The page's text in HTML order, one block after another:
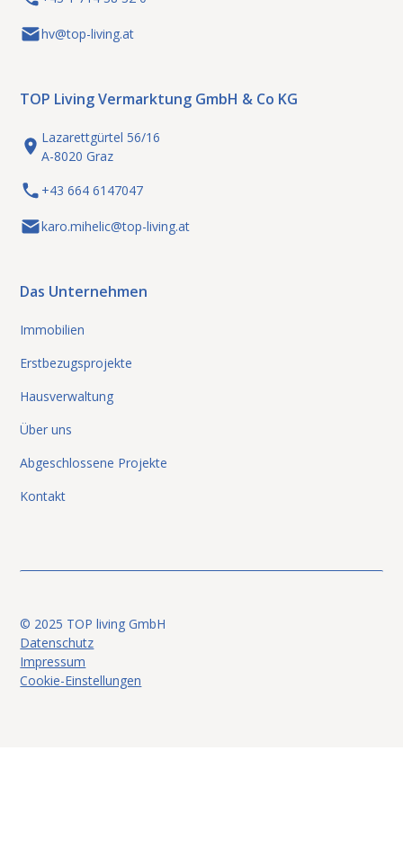
hv@top-living.at
TOP Living Vermarktung GmbH & Co KG
Lazarettgürtel 56/16
A-8020 Graz
+43 664 6147047
karo.mihelic@top-living.at
Das Unternehmen
Immobilien
Erstbezugsprojekte
Hausverwaltung
Über uns
Abgeschlossene Projekte
Kontakt
© 2025 TOP living GmbH
Datenschutz
Impressum
Cookie-Einstellungen